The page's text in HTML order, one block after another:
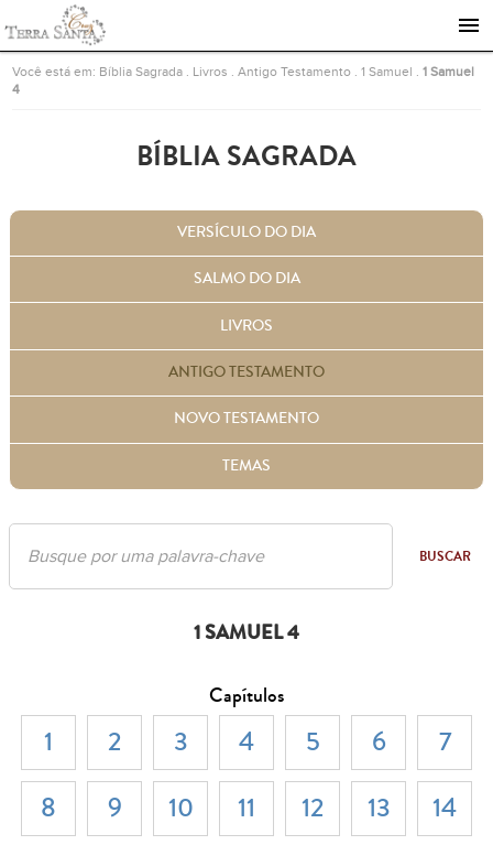
Ir para a página inicial
Você está em: Bíblia Sagrada Livros .Antigo Testamento .1 Samuel .1 Samuel
4
BÍBLIA SAGRADA
VERSÍCULO DO DIA
SALMO DO DIA
LIVROS
ANTIGO TESTAMENTO
NOVO TESTAMENTO
TEMAS
BUSCAR
1 SAMUEL 4
Capítulos
1 2 3 4 5 6
7
8
9 10 11 12 13
14